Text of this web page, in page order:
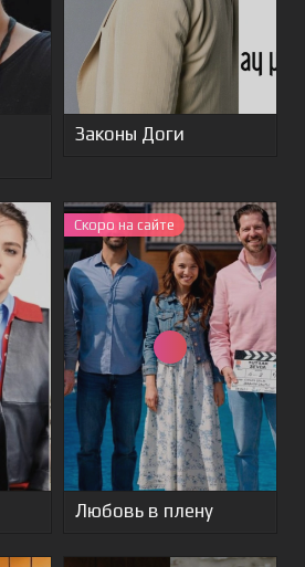
Законы Доги
Скоро на сайте
Любовь в плену